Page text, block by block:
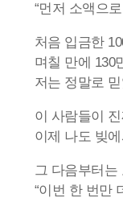
“먼저 소액으
처음 입금한
며칠 만에 130
저는 정말로
이 사람들이
이제 나도 빚
그 다음부터는
“이번 한 번만